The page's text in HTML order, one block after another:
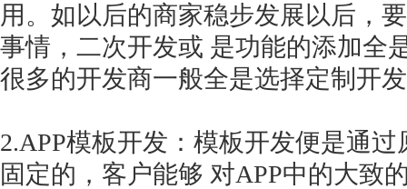
用。如以后的商家稳步发展以后，
事情，二次开发或 是功能的添加全
很多的开发商一般全是选择定制开
2.APP模板开发：模板开发便是通
固定的，客户能够 对APP中的大致